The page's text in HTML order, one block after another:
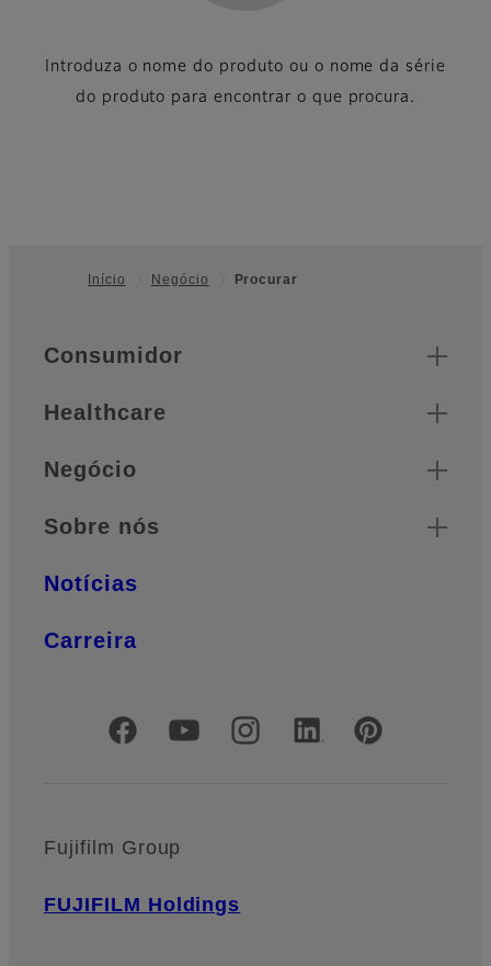
Introduza o nome do produto ou o nome da série
do produto para encontrar o que procura.
Início Negócio Procurar
Quick Links
Consumidor
Healthcare
Negócio
Sobre nós
Notícias
Carreira
Redes Sociais Oficiais
Fujifilm Group
FUJIFILM Holdings